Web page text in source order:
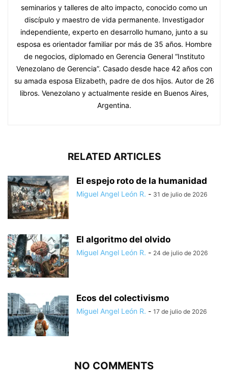
seminarios y talleres de alto impacto, conocido como un
discípulo y maestro de vida permanente. Investigador
independiente, experto en desarrollo humano, junto a su
esposa es orientador familiar por más de 35 años. Hombre
de negocios, diplomado en Gerencia General “Instituto
Venezolano de Gerencia”. Casado desde hace 42 años con
su amada esposa Elizabeth, padre de dos hijos. Autor de 26
libros. Venezolano y actualmente reside en Buenos Aires,
Argentina.
RELATED ARTICLES
El espejo roto de la humanidad
Miguel Angel León R. - 31 de julio de 2026
El algoritmo del olvido
Miguel Angel León R. - 24 de julio de 2026
Ecos del colectivismo
Miguel Angel León R. - 17 de julio de 2026
NO COMMENTS